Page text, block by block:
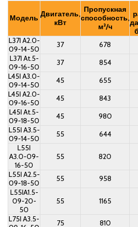
Модель Двигатель,
кВт
Пропускная
способность,
м³/ч
L37I A2.0-
09-14-50
37 678
L37I At.5-
09-16-50
37 854
L45I A3.0-
09-14-50
45 655
L45I A2.0-
09-16-50
45 843
L45I At.5-
09-18-50
45 980
L55I A3.5-
09-14-50
55 644
L55I
A3.0-09-
16-50
55 820
L55I A2.5-
09-18-50
55 958
L55IA1.5-
09-20-
50
55 1165
L75I A3.5-
75 810